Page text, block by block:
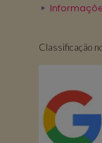
Classificação